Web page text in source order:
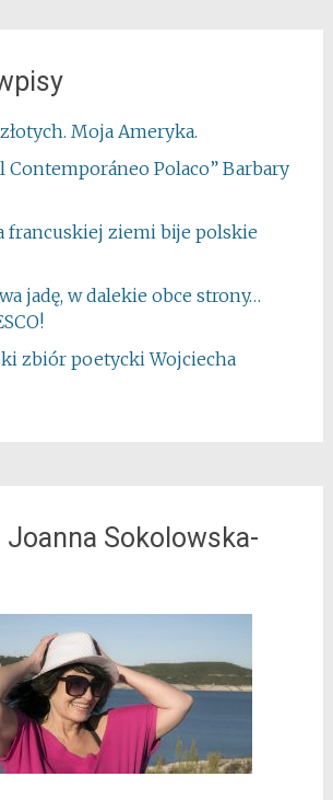
Moja Ameryka.
Contemporáneo Polaco” Barbary
francuskiej ziemi bije polskie
jadę, w dalekie obce strony…
zbiór poetycki Wojciecha
Joanna Sokolowska-